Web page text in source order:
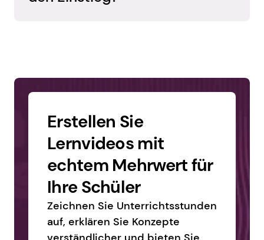
Kontrollmöglichkeiten bei der Bearbeitung.
Erstellen Sie
Lernvideos mit
echtem Mehrwert für
Ihre Schüler
Zeichnen Sie Unterrichtsstunden
auf, erklären Sie Konzepte